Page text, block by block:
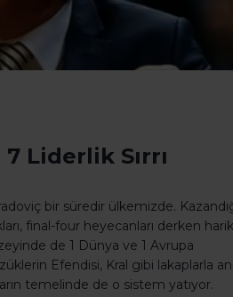
Liderlik Sırrı
bir süredir ülkemizde.
final-four heyecanları derken
de 1 Dünya ve 1 Avrupa
Efendisi, Kral gibi lakaplarla
temelinde de o sistem yatıyor.